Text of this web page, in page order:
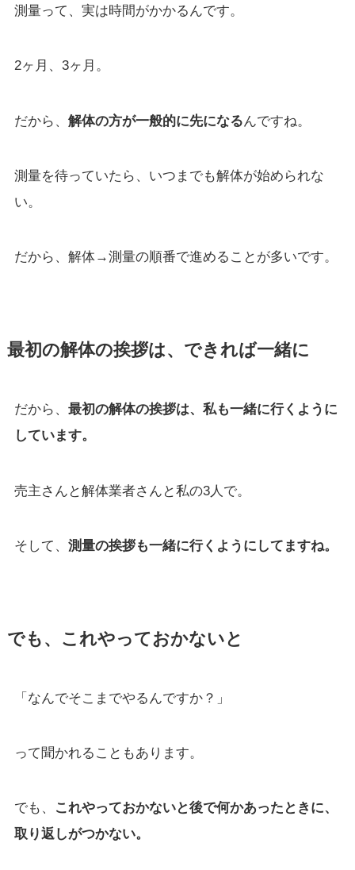
測量って、実は時間がかかるんです。
2ヶ月、3ヶ月。
だから、 解体の方が一般的に先になるんですね。
測量を待っていたら、いつまでも解体が始められな
い。
だから、解体→測量の順番で進めることが多いです。
最初の解体の挨拶は、できれば一緒に
だから、 最初の解体の挨拶は、私も一緒に行くように
しています。
売主さんと解体業者さんと私の3人で。
そして、 測量の挨拶も一緒に行くようにしてますね。
でも、これやっておかないと
「なんでそこまでやるんですか？」
って聞かれることもあります。
でも、
これやっておかないと後で何かあったときに、
取り返しがつかない。